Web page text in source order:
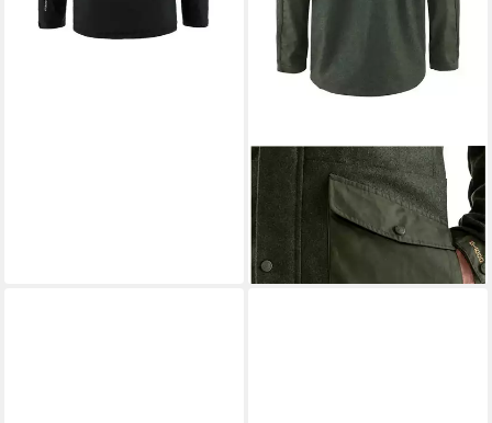
FJÄLLRÄVEN Funktionsjacke
Jacke Värmland Wool
UVP469,95 €
-30%